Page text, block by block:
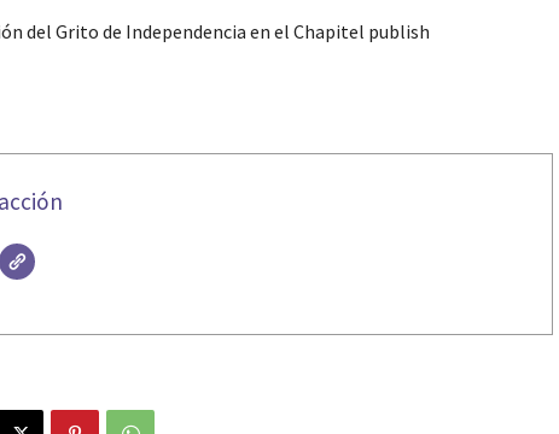
del Grito de Independencia en el Chapitel publish